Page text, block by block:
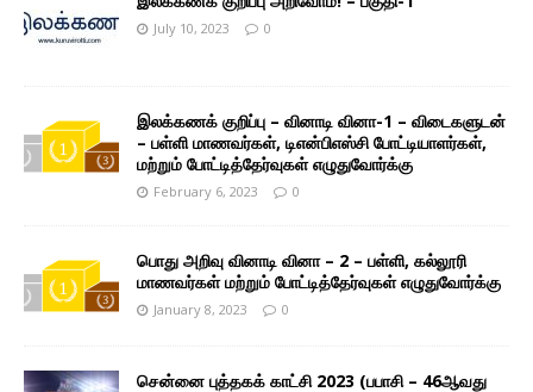
July 10, 2023 0
இலக்கணக் குறிப்பு – வினாடி வினா-1 – விடைகளுடன்
– பள்ளி மாணவர்கள், டிஎன்பிஎஸ்சி போட்டியாளர்கள்,
மற்றும் போட்டித்தேர்வுகள் எழுதுவோர்க்கு
February 6, 2023 0
பொது அறிவு வினாடி வினா – 2 – பள்ளி, கல்லூரி
மாணவர்கள் மற்றும் போட்டித்தேர்வுகள் எழுதுவோர்க்கு
January 8, 2023 0
சென்னை புத்தகக் காட்சி 2023 (பபாசி – 46ஆவது